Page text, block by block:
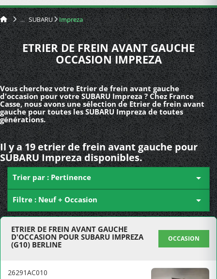
SUBARU Impreza
ETRIER DE FREIN AVANT GAUCHE
OCCASION IMPREZA
Vous cherchez votre Etrier de frein avant gauche
d'occasion pour votre SUBARU Impreza ? Chez France
Casse, nous avons une sélection de Etrier de frein avant
gauche pour toutes les SUBARU Impreza de toutes
générations.
Il y a 19 etrier de frein avant gauche pour
SUBARU Impreza disponibles.
Trier par : Pertinence 
Filtre : Neuf + Occasion 
ETRIER DE FREIN AVANT GAUCHE
D'OCCASION POUR SUBARU IMPREZA
(G10) BERLINE
OCCASION
26291AC010